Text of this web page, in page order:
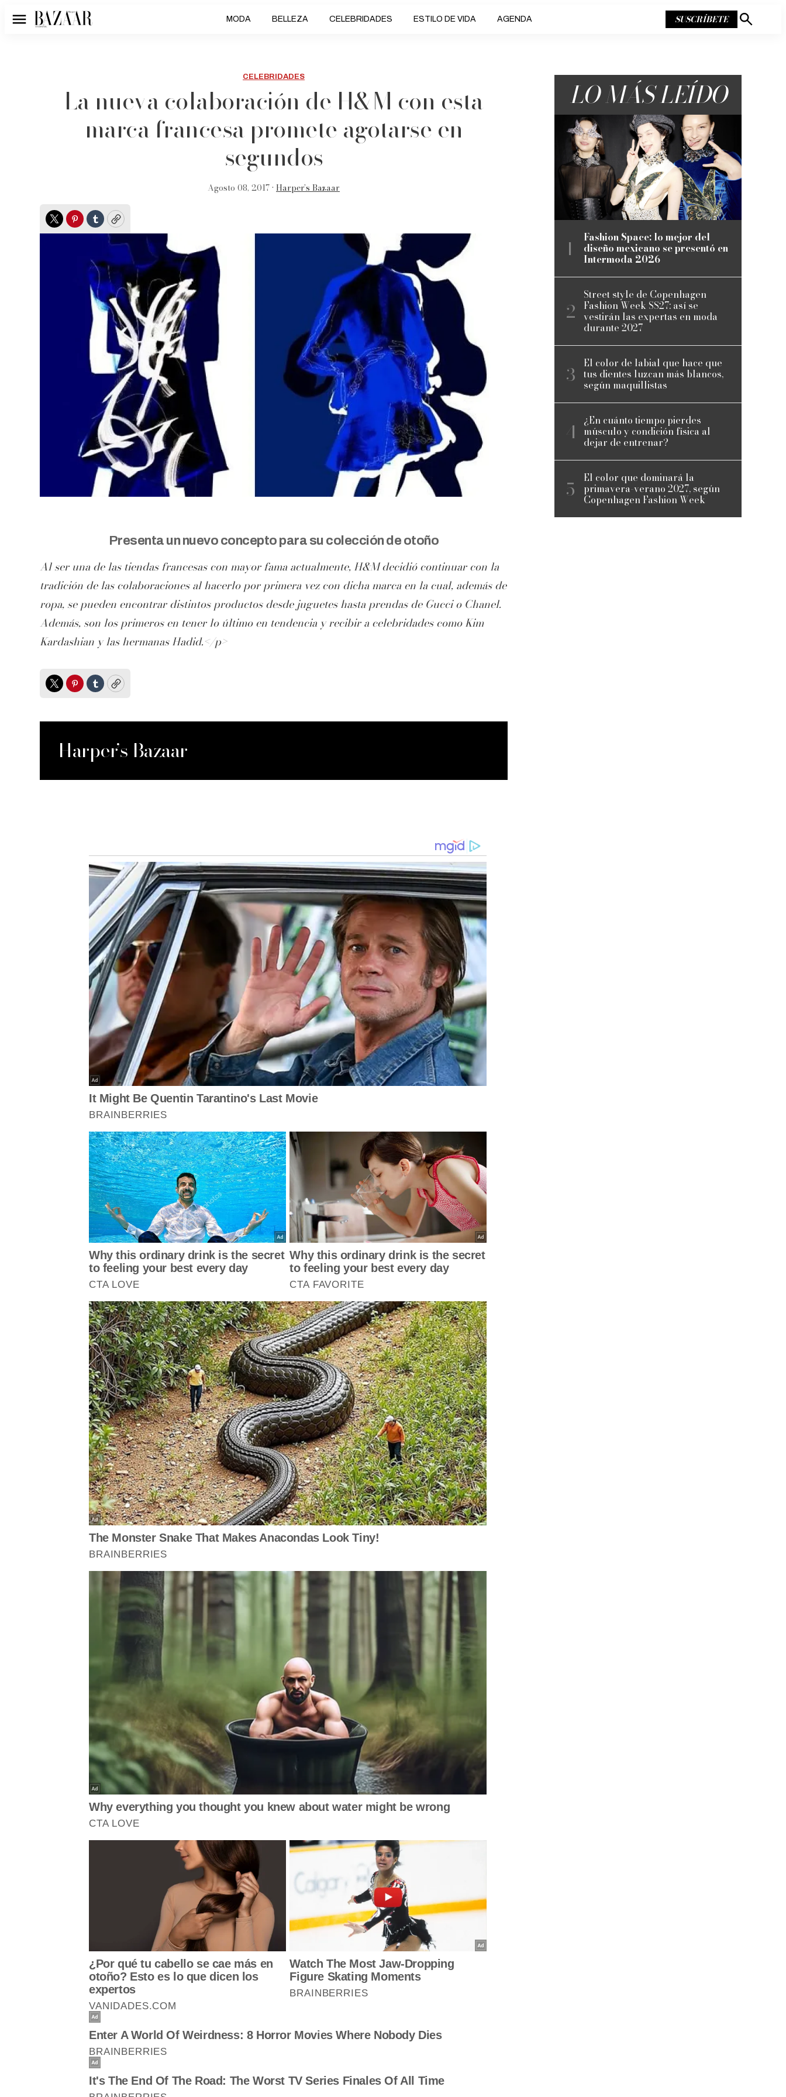
Menú MODA BELLEZA CELEBRIDADES ESTILO DE VIDA AGENDA SUSCRÍBETE
Mostrar
CELEBRIDADES
La nueva colaboración de H&M con esta
marca francesa promete agotarse en
segundos
Agosto 08, 2017 • Harper’s Bazaar
TwitterPinterest
TumblrCopy
Presenta un nuevo concepto para su colección de otoño
Al ser una de las tiendas francesas con mayor fama actualmente, H&M decidió continuar con la
tradición de las colaboraciones al hacerlo por primera vez con dicha marca en la cual, además de
ropa, se pueden encontrar distintos productos desde juguetes hasta prendas de Gucci o Chanel.
Además, son los primeros en tener lo último en tendencia y recibir a celebridades como Kim
Kardashian y las hermanas Hadid.</p>
TwitterPinterest
TumblrCopy
Harper’s Bazaar
LO MÁS LEÍDO
Fashion Space: lo mejor del
diseño mexicano se presentó en
Intermoda 2026
Street style de Copenhagen
Fashion Week SS27: así se
vestirán las expertas en moda
durante 2027
El color de labial que hace que
tus dientes luzcan más blancos,
según maquillistas
¿En cuánto tiempo pierdes
músculo y condición física al
dejar de entrenar?
El color que dominará la
primavera-verano 2027, según
Copenhagen Fashion Week